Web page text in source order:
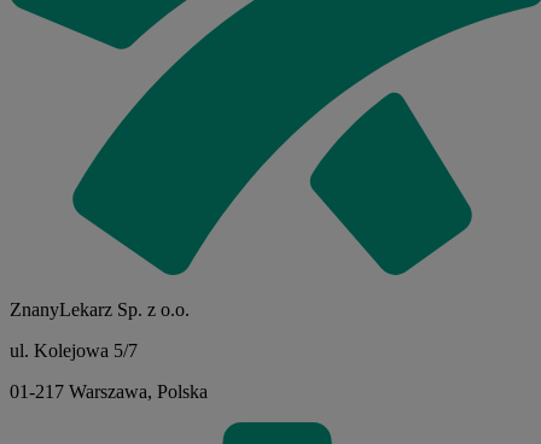
ZnanyLekarz Sp. z o.o.
ul. Kolejowa 5/7
01-217 Warszawa, Polska